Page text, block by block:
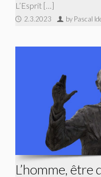
L’Esprit […]
2.3.2023 by Pascal
L’homme, être